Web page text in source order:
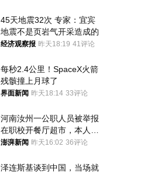
45天地震32次 专家：宜宾
地震不是页岩气开采造成的
经济观察报 昨天18:19 41评论
每秒2.4公里！SpaceX火箭
残骸撞上月球了
界面新闻 昨天18:14 33评论
河南汝州一公职人员被举报
在职校开餐厅超市，本人回
应称“是给别人帮忙”
澎湃新闻 昨天16:02 36评论
泽连斯基谈到中国，当场就